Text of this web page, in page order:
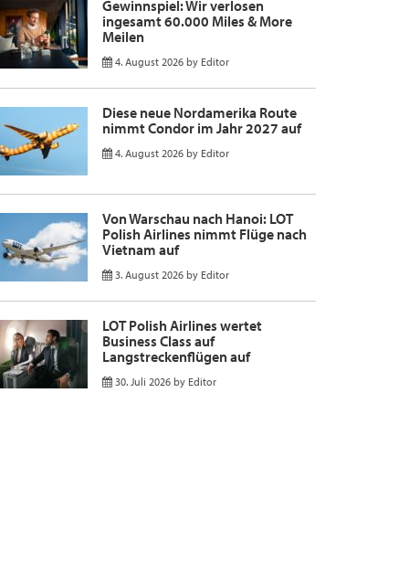
Gewinnspiel: Wir verlosen
ingesamt 60.000 Miles & More
Meilen
4. August 2026 by Editor
Diese neue Nordamerika Route
nimmt Condor im Jahr 2027 auf
4. August 2026 by Editor
Von Warschau nach Hanoi: LOT
Polish Airlines nimmt Flüge nach
Vietnam auf
3. August 2026 by Editor
LOT Polish Airlines wertet
Business Class auf
Langstreckenflügen auf
30. Juli 2026 by Editor